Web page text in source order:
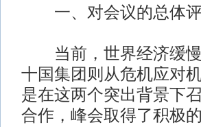
一、对会议的总体
当前，世界经济缓慢
十国集团则从危机应对
是在这两个突出背景下
合作，峰会取得了积极